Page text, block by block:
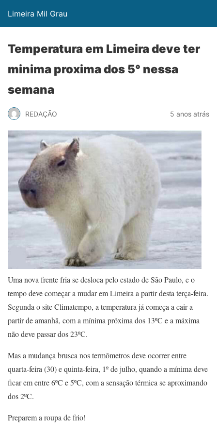
Limeira Mil Grau
Temperatura em Limeira deve ter
minima proxima dos 5° nessa
semana
REDAÇÃO 5 anos atrás
Uma nova frente fria se desloca pelo estado de São Paulo, e o
tempo deve começar a mudar em Limeira a partir desta terça-feira.
Segunda o site Climatempo, a temperatura já começa a cair a
partir de amanhã, com a mínima próxima dos 13ºC e a máxima
não deve passar dos 23ºC.
Mas a mudança brusca nos termômetros deve ocorrer entre
quarta-feira (30) e quinta-feira, 1º de julho, quando a mínima deve
ficar em entre 6ºC e 5ºC, com a sensação térmica se aproximando
dos 2ºC.
Preparem a roupa de frio!